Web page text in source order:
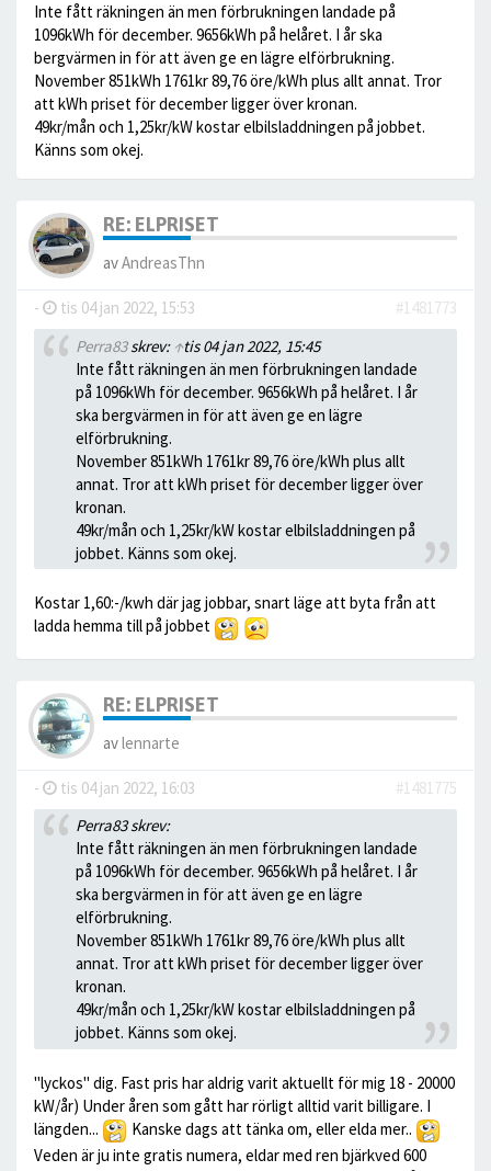
Inte fått räkningen än men förbrukningen landade på
1096kWh för december. 9656kWh på helåret. I år ska
bergvärmen in för att även ge en lägre elförbrukning.
November 851kWh 1761kr 89,76 öre/kWh plus allt annat. Tror
att kWh priset för december ligger över kronan.
49kr/mån och 1,25kr/kW kostar elbilsladdningen på jobbet.
Känns som okej.
RE: ELPRISET
avAndreasThn
- tis 04 jan 2022, 15:53
#1481773
Perra83skrev: ↑tis 04 jan 2022, 15:45
Inte fått räkningen än men förbrukningen landade
på 1096kWh för december. 9656kWh på helåret. I år
ska bergvärmen in för att även ge en lägre
elförbrukning.
November 851kWh 1761kr 89,76 öre/kWh plus allt
annat. Tror att kWh priset för december ligger över
kronan.
49kr/mån och 1,25kr/kW kostar elbilsladdningen på
jobbet. Känns som okej.
Kostar 1,60:-/kwh där jag jobbar, snart läge att byta från att
ladda hemma till på jobbet
RE: ELPRISET
avlennarte
- tis 04 jan 2022, 16:03
#1481775
Perra83 skrev:
Inte fått räkningen än men förbrukningen landade
på 1096kWh för december. 9656kWh på helåret. I år
ska bergvärmen in för att även ge en lägre
elförbrukning.
November 851kWh 1761kr 89,76 öre/kWh plus allt
annat. Tror att kWh priset för december ligger över
kronan.
49kr/mån och 1,25kr/kW kostar elbilsladdningen på
jobbet. Känns som okej.
"lyckos" dig. Fast pris har aldrig varit aktuellt för mig 18 - 20000
kW/år) Under åren som gått har rörligt alltid varit billigare. I
längden...
Kanske dags att tänka om, eller elda mer..
Veden är ju inte gratis numera, eldar med ren bjärkved 600